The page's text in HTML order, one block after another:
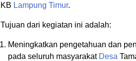
KB Lampung Timur.
Tujuan dari kegiatan ini adalah:
Meningkatkan pengetahuan dan
pada seluruh masyarakat Desa